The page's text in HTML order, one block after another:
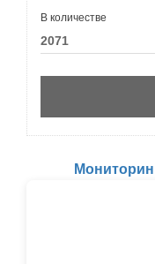
В количестве